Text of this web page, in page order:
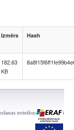
Izmērs Hash
182.63
KB
noteikumi | Kontakti